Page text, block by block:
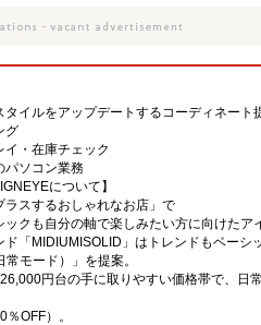
タイルをアップデートするコーディネート
グ
イ・在庫チェック
パソコン業務
について】
ラスするおしゃれなお店」で
ックも自分の軸で楽しみたい方に向けたア
ド「MIDIUMISOLID」はトレンドもベー
常モード）」を提案。
円台の手に取りやすい価格帯で、
OFF）。